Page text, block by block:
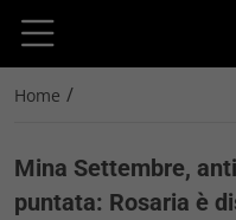
Home /
Mina Settembre,
puntata: Rosaria è